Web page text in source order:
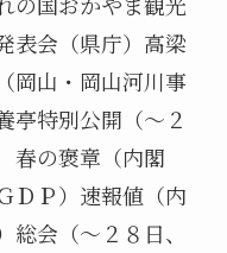
表会（県庁）高梁
岡山・岡山河川事
亭特別公開（～２
の褒章（内閣
ＤＰ）速報値（内
会（～２８日、